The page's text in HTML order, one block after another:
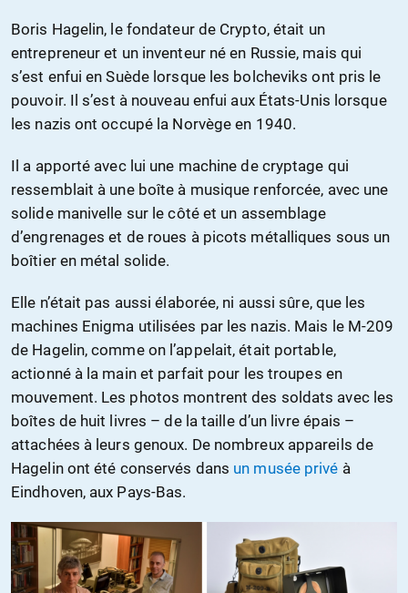
Boris Hagelin, le fondateur de Crypto, était un
entrepreneur et un inventeur né en Russie, mais qui
s’est enfui en Suède lorsque les bolcheviks ont pris le
pouvoir. Il s’est à nouveau enfui aux États-Unis lorsque
les nazis ont occupé la Norvège en 1940.
Il a apporté avec lui une machine de cryptage qui
ressemblait à une boîte à musique renforcée, avec une
solide manivelle sur le côté et un assemblage
d’engrenages et de roues à picots métalliques sous un
boîtier en métal solide.
Elle n’était pas aussi élaborée, ni aussi sûre, que les
machines Enigma utilisées par les nazis. Mais le M-209
de Hagelin, comme on l’appelait, était portable,
actionné à la main et parfait pour les troupes en
mouvement. Les photos montrent des soldats avec les
boîtes de huit livres – de la taille d’un livre épais –
attachées à leurs genoux. De nombreux appareils de
Hagelin ont été conservés dans un musée privé à
Eindhoven, aux Pays-Bas.